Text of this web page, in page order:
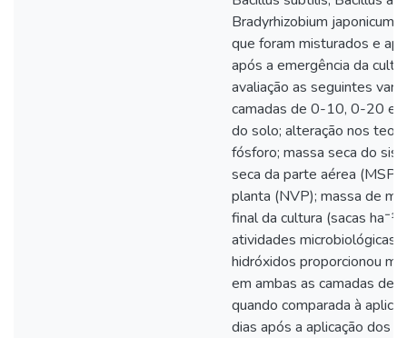
Bradyrhizobium japonicum
que foram misturados e
após a emergência da
avaliação as seguintes
camadas de 0-10, 0-20 e
do solo; alteração nos
fósforo; massa seca do
seca da parte aérea
planta (NVP); massa de
final da cultura (sacas
atividades microbiológicas
hidróxidos proporcionou
em ambas as camadas de
quando comparada à
dias após a aplicação dos